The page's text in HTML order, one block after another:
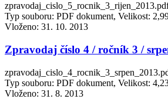
Typ souboru: PDF dokument, Velikost:
Vloženo: 31. 10. 2013
Zpravodaj číslo 4 / ročník 3 /
Typ souboru: PDF dokument, Velikost:
Vloženo: 31. 8. 2013